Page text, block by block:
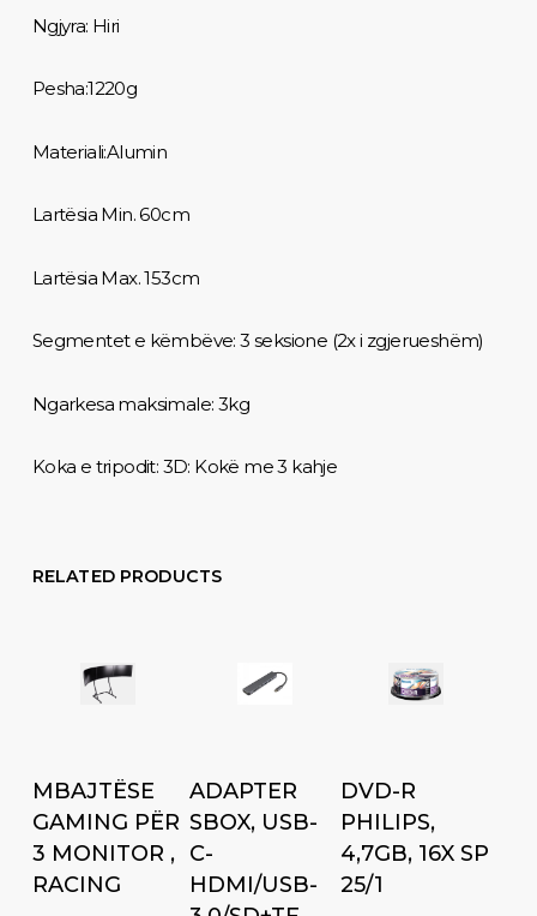
Ngjyra: Hiri
Pesha:1220g
Materiali:Alumin
Lartësia Min. 60cm
Lartësia Max. 153cm
Segmentet e këmbëve: 3 seksione (2x i zgjerueshëm)
Ngarkesa maksimale: 3kg
Koka e tripodit: 3D: Kokë me 3 kahje
RELATED PRODUCTS
Add to cart
MBAJTËSE
GAMING PËR
3 MONITOR ,
RACING
Add to cart
ADAPTER
SBOX, USB-
C-
HDMI/USB-
Add to cart
DVD-R
PHILIPS,
4,7GB, 16X SP
25/1